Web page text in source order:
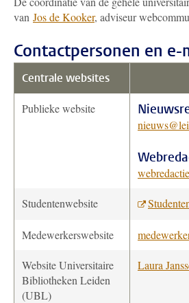
van Jos de Kooker, adviseur
Contactpersonen en e-
Centrale websites
Publieke website
Studentenwebsite
Medewerkerswebsite
Website Universitaire
Bibliotheken Leiden
(UBL)
Laura